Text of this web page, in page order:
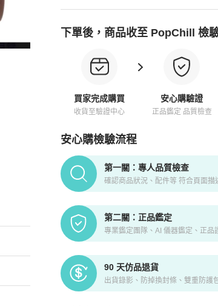
下單後，商品收至 PopChill 檢
買家完成購買
收貨至驗證中心
安心購驗證
正品鑑定 品質檢查
安心購檢驗流程
PopChill拍拍圈正品驗證、安心購檢
第一關：專人品質檢查
確認商品狀況、配件等 符合頁面描
第二關：正品鑑定
專業鑑定團隊、AI 儀器鑑定、正品
90 天仿品退貨
出貨錄影、防掉換封條、雙重防護